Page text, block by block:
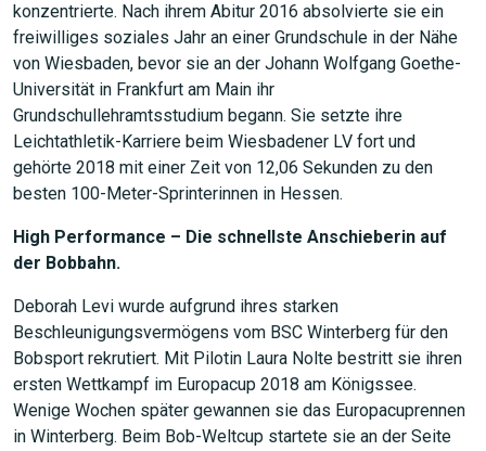
konzentrierte. Nach ihrem Abitur 2016 absolvierte sie ein
freiwilliges soziales Jahr an einer Grundschule in der Nähe
von Wiesbaden, bevor sie an der Johann Wolfgang Goethe-
Universität in Frankfurt am Main ihr
Grundschullehramtsstudium begann. Sie setzte ihre
Leichtathletik-Karriere beim Wiesbadener LV fort und
gehörte 2018 mit einer Zeit von 12,06 Sekunden zu den
besten 100-Meter-Sprinterinnen in Hessen.
High Performance – Die schnellste Anschieberin auf
der Bobbahn.
Deborah Levi wurde aufgrund ihres starken
Beschleunigungsvermögens vom BSC Winterberg für den
Bobsport rekrutiert. Mit Pilotin Laura Nolte bestritt sie ihren
ersten Wettkampf im Europacup 2018 am Königssee.
Wenige Wochen später gewannen sie das Europacuprennen
in Winterberg. Beim Bob-Weltcup startete sie an der Seite